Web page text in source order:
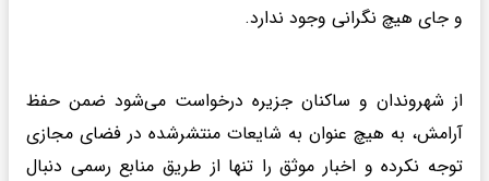
و جای هیچ نگرانی وجود ندارد.
از شهروندان و ساکنان جزیره درخواست می‌شود ضمن حفظ
آرامش، به هیچ عنوان به شایعات منتشرشده در فضای مجازی
توجه نکرده و اخبار موثق را تنها از طریق منابع رسمی دنبال